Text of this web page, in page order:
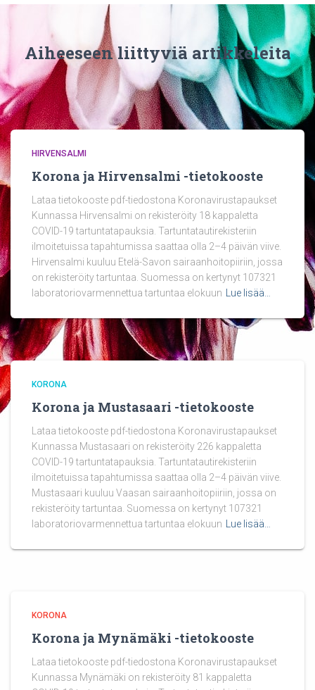
Aiheeseen liittyviä artikkeleita
HIRVENSALMI
Korona ja Hirvensalmi -tietokooste
Lataa tietokooste pdf-tiedostona Koronavirustapaukset
Kunnassa Hirvensalmi on rekisteröity 18 kappaletta
COVID-19 tartuntatapauksia. Tartuntatautirekisteriin
ilmoitetuissa tapahtumissa saattaa olla 2–4 päivän viive.
Hirvensalmi kuuluu Etelä-Savon sairaanhoitopiiriin, jossa
on rekisteröity tartuntaa. Suomessa on kertynyt 107321
laboratoriovarmennettua tartuntaa elokuun
Lue lisää…
KORONA
Korona ja Mustasaari -tietokooste
Lataa tietokooste pdf-tiedostona Koronavirustapaukset
Kunnassa Mustasaari on rekisteröity 226 kappaletta
COVID-19 tartuntatapauksia. Tartuntatautirekisteriin
ilmoitetuissa tapahtumissa saattaa olla 2–4 päivän viive.
Mustasaari kuuluu Vaasan sairaanhoitopiiriin, jossa on
rekisteröity tartuntaa. Suomessa on kertynyt 107321
laboratoriovarmennettua tartuntaa elokuun
Lue lisää…
KORONA
Korona ja Mynämäki -tietokooste
Lataa tietokooste pdf-tiedostona Koronavirustapaukset
Kunnassa Mynämäki on rekisteröity 81 kappaletta